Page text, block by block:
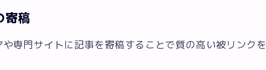
寄稿
専門サイトに記事を寄稿することで質の高い被リンクを